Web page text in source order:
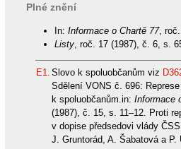
Plné znění
In: Informace o Chartě 77,
Listy, roč. 17 (1987), č. 6, s.
E1. Slovo k spoluobčanům viz
Sdělení VONS č. 696:
k spoluobčanům.in: Informace
(1987), č. 15, s. 11–12. Proti
v dopise předsedovi vlády
J. Gruntorád, A. Šabatová a P.